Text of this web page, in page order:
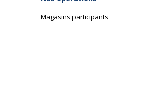
Magasins participants